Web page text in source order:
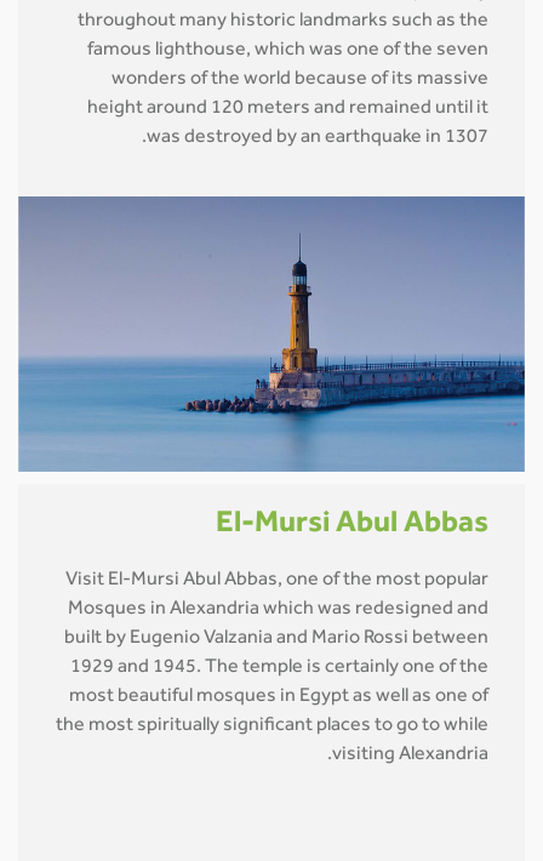
throughout many historic landmarks such as the
famous lighthouse, which was one of the seven
wonders of the world because of its massive
height around 120 meters and remained until it
was destroyed by an earthquake in 1307.
El-Mursi Abul Abbas
Visit El-Mursi Abul Abbas, one of the most popular
Mosques in Alexandria which was redesigned and
built by Eugenio Valzania and Mario Rossi between
1929 and 1945. The temple is certainly one of the
most beautiful mosques in Egypt as well as one of
the most spiritually significant places to go to while
visiting Alexandria.